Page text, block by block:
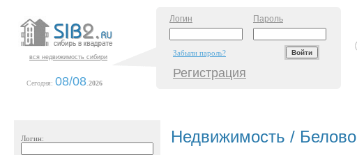
вся недвижимость сибири
Сегодня: 08/08 2026
Логин Пароль
Забыли пароль?
Регистрация
Логин: Недвижимость / Белово